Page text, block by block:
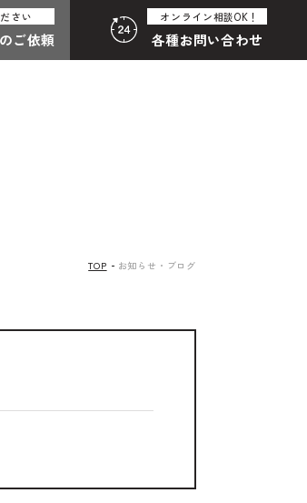
しのご依頼・レンタカーのご相談
さい
ご依頼
オンライン相談OK！
各種お問い合わせ
TOP お知らせ・ブログ